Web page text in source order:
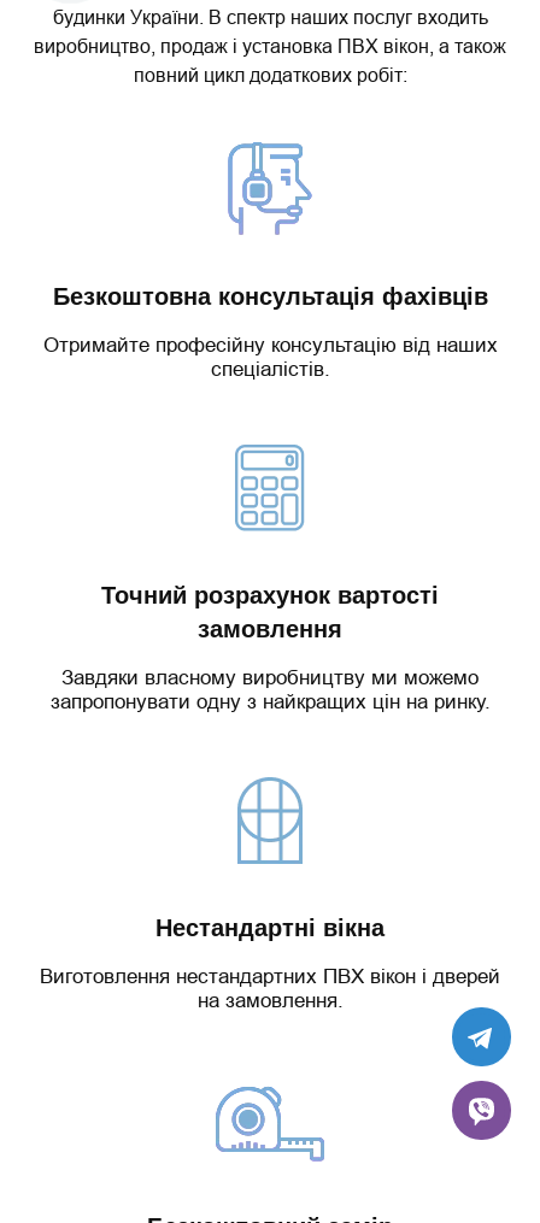
будинки України. В спектр наших послуг входить
виробництво, продаж і установка ПВХ вікон, а також
повний цикл додаткових робіт:
Безкоштовна консультація фахівців
Отримайте професійну консультацію від наших
спеціалістів.
Точний розрахунок вартості
замовлення
Завдяки власному виробництву ми можемо
запропонувати одну з найкращих цін на ринку.
Нестандартні вікна
Виготовлення нестандартних ПВХ вікон і дверей
на замовлення.